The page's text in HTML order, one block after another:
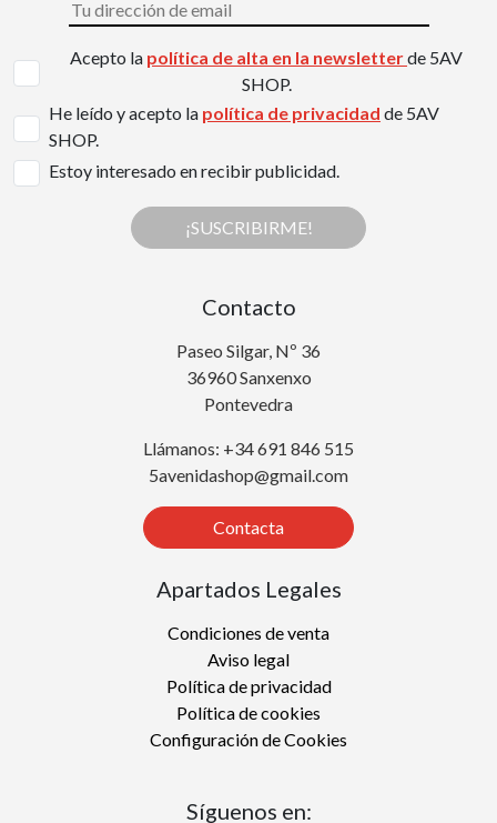
Acepto la política de alta en la newsletterde 5AV
SHOP.
He leído y acepto la política de privacidad de 5AV
SHOP.
Estoy interesado en recibir publicidad.
¡SUSCRIBIRME!
Contacto
Paseo Silgar, Nº 36
36960 Sanxenxo
Pontevedra
Llámanos: +34 691 846 515
5avenidashop@gmail.com
Contacta
Apartados Legales
Condiciones de venta
Aviso legal
Política de privacidad
Política de cookies
Configuración de Cookies
Síguenos en: